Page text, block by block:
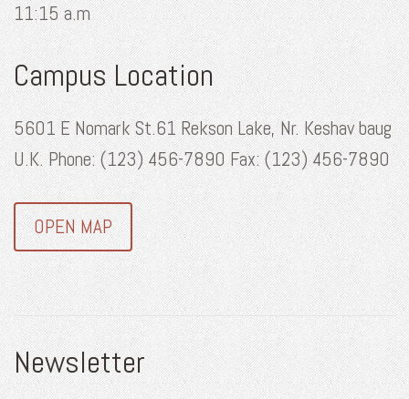
11:15 a.m
Campus Location
5601 E Nomark St.61 Rekson Lake, Nr. Keshav baug
U.K. Phone: (123) 456-7890 Fax: (123) 456-7890
OPEN MAP
Newsletter